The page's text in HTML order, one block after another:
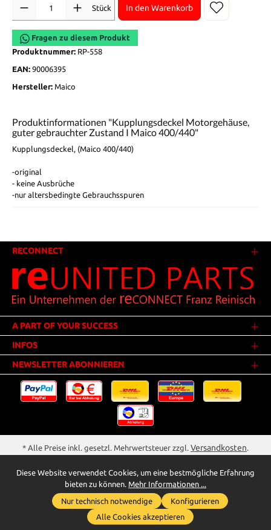
Stück
In den Warenkorb
Fragen zu diesem Produkt
Produktnummer: RP-558
EAN: 90006395
Hersteller: Maico
Produktinformationen "Kupplungsdeckel Motorgehäuse,
guter gebrauchter Zustand I Maico 400/440"
Kupplungsdeckel, (Maico 400/440)
-original
- keine Ausbrüche
-nur altersbedingte Gebrauchsspuren
RECONNECT
A PART OF YOUR SUCCESS
INFOS
NEWSLETTER ABONNIEREN
* Alle Preise inkl. gesetzl. Mehrwertsteuer zzgl. Versandkosten.
** Der Verkauf unterliegt der Differenzbesteuerung gem. § 25a UStG
(Gebrauchtgegenstände/Sonderregelung). Ein gesonderter Ausweis der
Umsatzsteuer bei gebrauchten oder wiederaufbereiteten Gegenständen
wird deshalb nicht vorgenommen.
reunited-parts.com
Whatsapp für Anfragen
Diese Website verwendet Cookies, um eine bestmögliche Erfahrung
bieten zu können. Mehr Informationen ...
Nur technisch notwendige
Konfigurieren
Alle Cookies akzeptieren